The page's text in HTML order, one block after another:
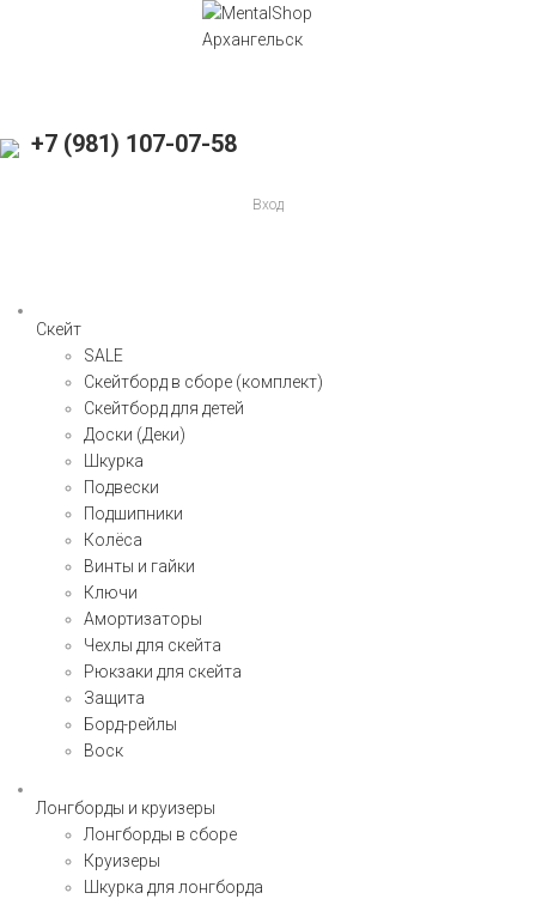
+7 (981) 107-07-58
Вход
Скейт
SALE
Скейтборд в сборе (комплект)
Скейтборд для детей
Доски (Деки)
Шкурка
Подвески
Подшипники
Колёса
Винты и гайки
Ключи
Амортизаторы
Чехлы для скейта
Рюкзаки для скейта
Защита
Борд-рейлы
Воск
Лонгборды и круизеры
Лонгборды в сборе
Круизеры
Шкурка для лонгборда